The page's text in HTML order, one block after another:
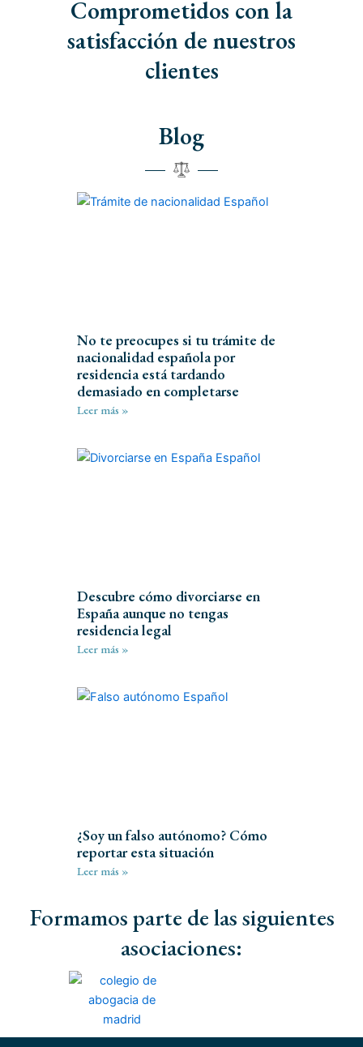
Comprometidos con la
satisfacción de nuestros
clientes
Blog
No te preocupes si tu trámite de
nacionalidad española por
residencia está tardando
demasiado en completarse
Leer más »
Descubre cómo divorciarse en
España aunque no tengas
residencia legal
Leer más »
¿Soy un falso autónomo? Cómo
reportar esta situación
Leer más »
Formamos parte de las siguientes
asociaciones: